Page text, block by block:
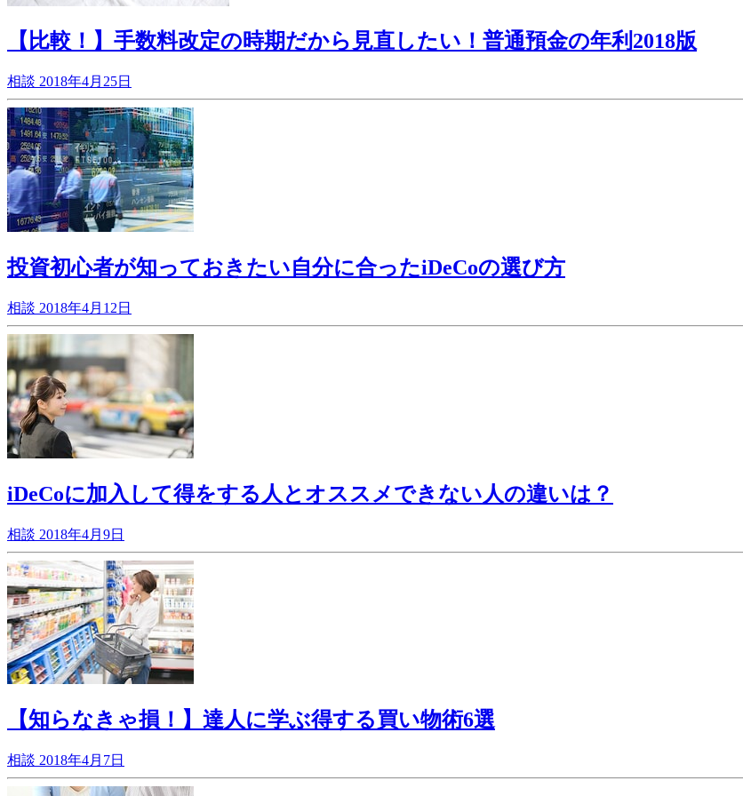
【比較！】手数料改定の時期だから見直したい！普通預金の年利2018版
相談 2018年4月25日
投資初心者が知っておきたい自分に合ったiDeCoの選び方
相談 2018年4月12日
iDeCoに加入して得をする人とオススメできない人の違いは？
相談 2018年4月9日
【知らなきゃ損！】達人に学ぶ得する買い物術6選
相談 2018年4月7日